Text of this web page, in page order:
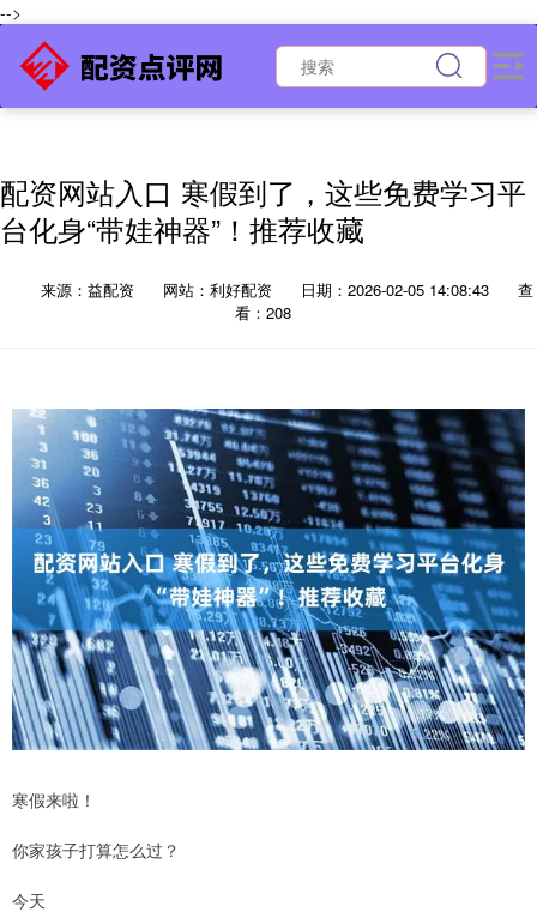
-->
配资网站入口 寒假到了，这些免费学习平
台化身“带娃神器”！推荐收藏
来源：益配资 网站：利好配资 日期：2026-02-05 14:08:43
查
看：208
寒假来啦！
你家孩子打算怎么过？
今天